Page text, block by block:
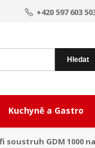
Hledat
+420 597 603
Kuchyně a Gastro
soustruh GDM 1000